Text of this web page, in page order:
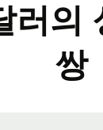
러의
쌍